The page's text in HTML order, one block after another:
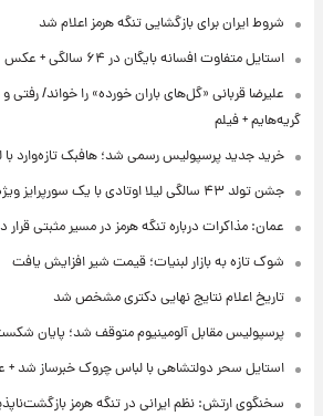
شروط ایران برای بازگشایی تنگه هرمز اعلام شد
استایل متفاوت افسانه بایگان در ۶۴ سالگی + عکس
علیرضا قربانی «گل‌های باران خورده» را خواند/ رفتی
گریه‌هایم + فیلم
خرید جدید پرسپولیس رسمی شد؛ هافبک تازه‌وارد
جشن تولد ۴۳ سالگی لیلا اوتادی با یک سورپرایز ویژه + فیلم
عمان: مذاکرات درباره تنگه هرمز در مسیر مثبتی قرار
شوک تازه به بازار لبنیات؛ قیمت شیر افزایش یافت
تاریخ اعلام نتایج نهایی دکتری مشخص شد
پرسپولیس مقابل آلومینیوم متوقف شد؛ پایان
استایل سحر دولتشاهی با لباس چروک خبرساز شد
سخنگوی ارتش: نظم ایرانی در تنگه هرمز